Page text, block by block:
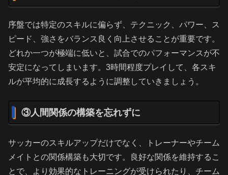
序盤では特定のスキルに偏らず、テクニック、パワー、ス
ピード、強さをバランス良く向上させることが重要です。
どれか一つが極端に低いと、試合でのパフォーマンスが不
安定になってしまいます。3時間程度プレイして、各スキ
ルが平均的に成長するように調整していきましょう。
③人間関係の構築を忘れずに
サッカーのスキルアップだけでなく、トレーナーやチーム
メイトとの関係構築も大切です。良好な関係を維持するこ
とで、より効果的なトレーニングが受けられたり、チーム